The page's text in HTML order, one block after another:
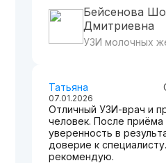
Бейсенова
Дмитриевна
УЗИ молочных
Татьяна
07.01.2026
Отличный УЗИ-врач и
человек. После приёма
уверенность в
доверие к
рекомендую.